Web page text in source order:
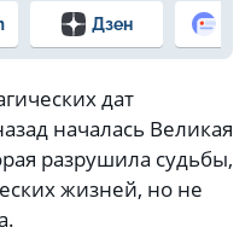
Дзен
дат
началась Великая
разрушила судьбы,
жизней, но не